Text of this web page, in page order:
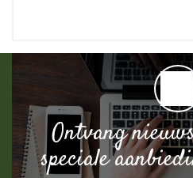
Ontvang
speciale